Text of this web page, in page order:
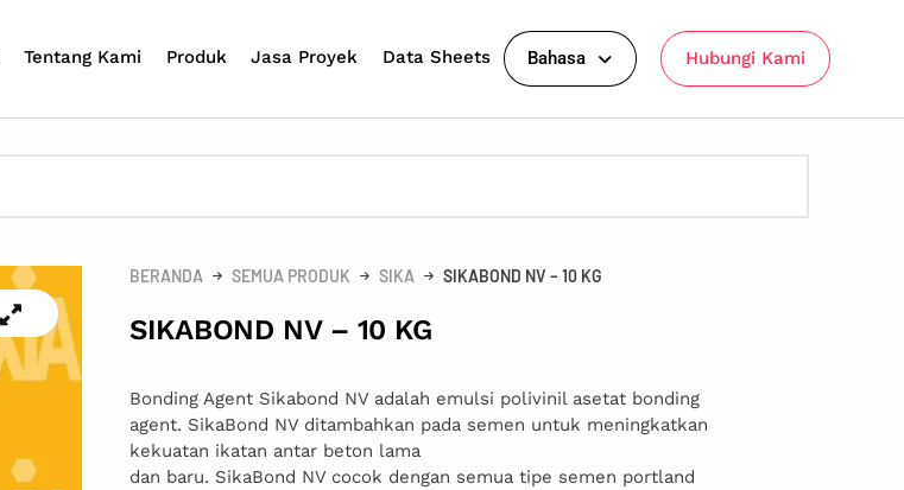
Tentang Kami Produk Jasa Proyek Data Sheets Bahasa Hubungi Kami
BERANDA SEMUA PRODUK SIKA SIKABOND NV – 10 KG
SIKABOND NV – 10 KG
Bonding Agent Sikabond NV adalah emulsi polivinil asetat bonding
agent. SikaBond NV ditambahkan pada semen untuk meningkatkan
kekuatan ikatan antar beton lama
dan baru. SikaBond NV cocok dengan semua tipe semen portland